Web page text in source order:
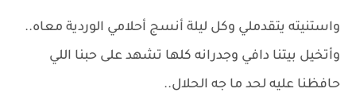
واستنيته يتقدملي وكل ليلة أنسج أحلامي الوردية معاه..
وأتخيل بيتنا دافي وجدرانه كلها تشهد على حبنا اللي
حافظنا عليه لحد ما جه الحلال..